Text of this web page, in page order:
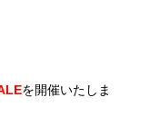
を開催いたしま